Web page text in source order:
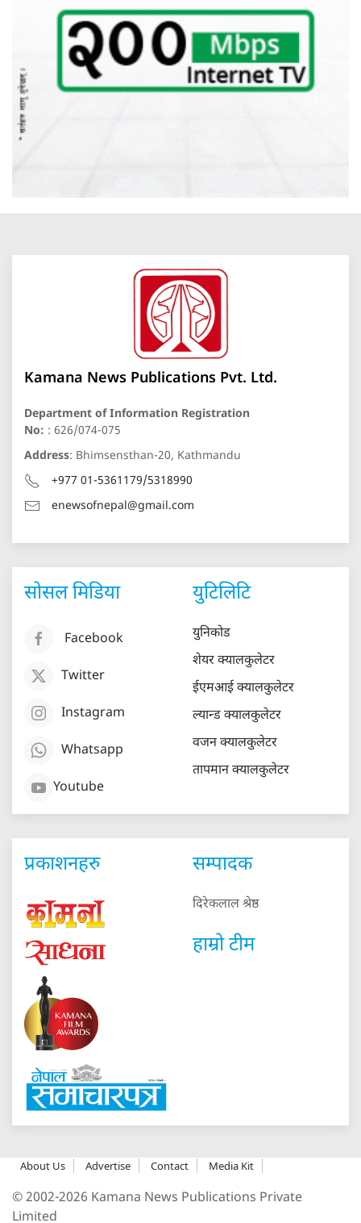
Kamana News Publications Pvt. Ltd.
Department of Information Registration
No: : 626/074-075
Address: Bhimsensthan-20, Kathmandu
+977 01-5361179/5318990
enewsofnepal@gmail.com
सोसल मिडिया
Facebook
Twitter
Instagram
Whatsapp
Youtube
युटिलिटि
युनिकोड
शेयर क्यालकुलेटर
ईएमआई क्यालकुलेटर
ल्यान्ड क्यालकुलेटर
वजन क्यालकुलेटर
तापमान क्यालकुलेटर
प्रकाशनहरु सम्पादक
दिरेकलाल श्रेष्ठ
हाम्रो टीम
About Us Advertise Contact Media Kit
© 2002-2026 Kamana News Publications Private
Limited